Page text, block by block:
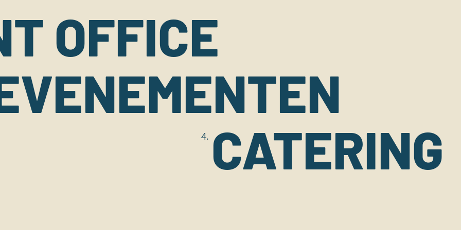
OFFICE
CATERING